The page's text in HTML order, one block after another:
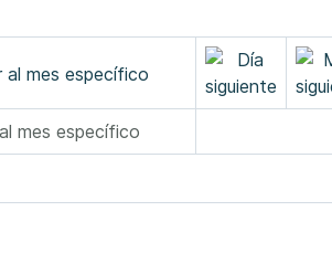
mes específico